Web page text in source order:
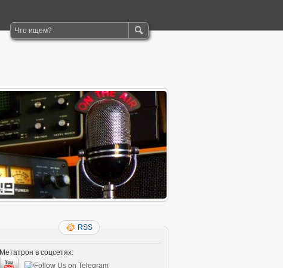
RSS
Метатрон в соцсетях: